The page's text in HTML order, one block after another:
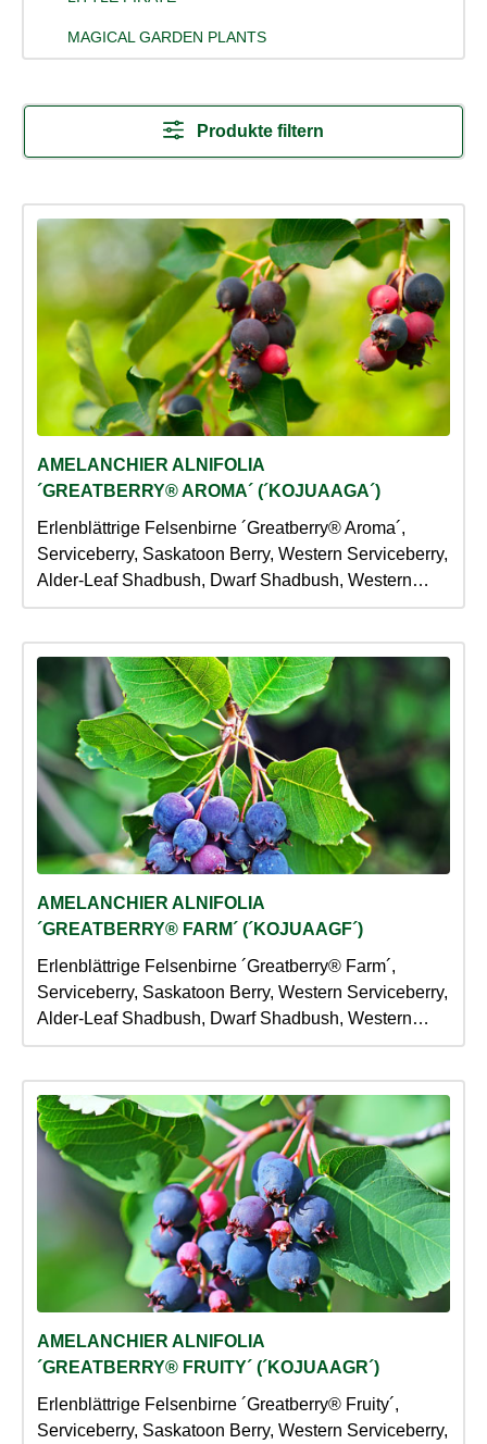
MAGICAL GARDEN PLANTS
Produkte filtern
AMELANCHIER ALNIFOLIA
´GREATBERRY® AROMA´ (´KOJUAAGA´)
Erlenblättrige Felsenbirne ´Greatberry® Aroma´,
Serviceberry, Saskatoon Berry, Western Serviceberry,
Alder-Leaf Shadbush, Dwarf Shadbush, Western
Juneberry
AMELANCHIER ALNIFOLIA
´GREATBERRY® FARM´ (´KOJUAAGF´)
Erlenblättrige Felsenbirne ´Greatberry® Farm´,
Serviceberry, Saskatoon Berry, Western Serviceberry,
Alder-Leaf Shadbush, Dwarf Shadbush, Western
Juneberry
AMELANCHIER ALNIFOLIA
´GREATBERRY® FRUITY´ (´KOJUAAGR´)
Erlenblättrige Felsenbirne ´Greatberry® Fruity´,
Serviceberry, Saskatoon Berry, Western Serviceberry,